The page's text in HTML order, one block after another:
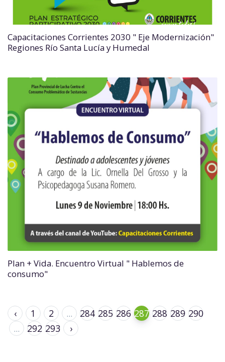
Capacitaciones Corrientes 2030 " Eje Modernización"
Regiones Río Santa Lucía y Humedal
Plan + Vida. Encuentro Virtual " Hablemos de
consumo"
‹ 1 2 ... 284 285 286 287 288 289 290
...
292 293 ›